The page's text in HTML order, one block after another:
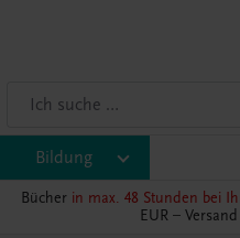
Bildung
Bücher in max. 48 Stunden bei
EUR –